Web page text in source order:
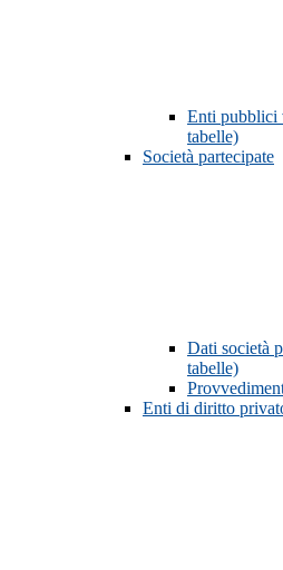
Enti pubblici
tabelle)
Società partecipate
Dati società
tabelle)
Enti di diritto